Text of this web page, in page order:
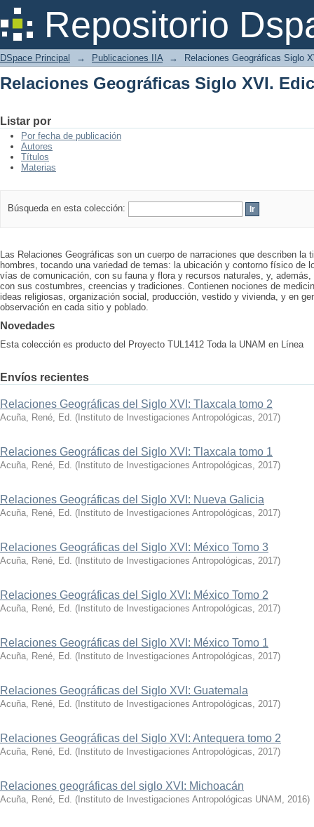
Repositorio
Relaciones Geográficas Siglo XVI.
DSpace Principal → Publicaciones IIA → Relaciones Geográficas Siglo
Relaciones Geográficas Siglo XVI.
Listar por
Por fecha de publicación
Autores
Títulos
Materias
Búsqueda en esta colección:
Las Relaciones Geográficas son un cuerpo de narraciones que describen la
hombres, tocando una variedad de temas: la ubicación y contorno físico de
vías de comunicación, con su fauna y flora y recursos naturales, y,
con sus costumbres, creencias y tradiciones. Contienen nociones de
ideas religiosas, organización social, producción, vestido y vivienda, y en
observación en cada sitio y poblado.
Novedades
Esta colección es producto del Proyecto TUL1412 Toda la UNAM en Línea
Envíos recientes
Relaciones Geográficas del Siglo XVI: Tlaxcala tomo 2
Acuña, René, Ed. ( Instituto de Investigaciones Antropológicas, 2017)
Relaciones Geográficas del Siglo XVI: Tlaxcala tomo 1
Acuña, René, Ed. ( Instituto de Investigaciones Antropológicas, 2017)
Relaciones Geográficas del Siglo XVI: Nueva Galicia
Acuña, René, Ed. ( Instituto de Investigaciones Antropológicas, 2017)
Relaciones Geográficas del Siglo XVI: México Tomo 3
Acuña, René, Ed. ( Instituto de Investigaciones Antropológicas, 2017)
Relaciones Geográficas del Siglo XVI: México Tomo 2
Acuña, René, Ed. ( Instituto de Investigaciones Antropológicas, 2017)
Relaciones Geográficas del Siglo XVI: México Tomo 1
Acuña, René, Ed. ( Instituto de Investigaciones Antropológicas, 2017)
Relaciones Geográficas del Siglo XVI: Guatemala
Acuña, René, Ed. ( Instituto de Investigaciones Antropológicas, 2017)
Relaciones Geográficas del Siglo XVI: Antequera tomo 2
Acuña, René, Ed. ( Instituto de Investigaciones Antropológicas, 2017)
Relaciones geográficas del siglo XVI: Michoacán
Acuña, René, Ed. ( Instituto de Investigaciones Antropológicas UNAM , 2016)